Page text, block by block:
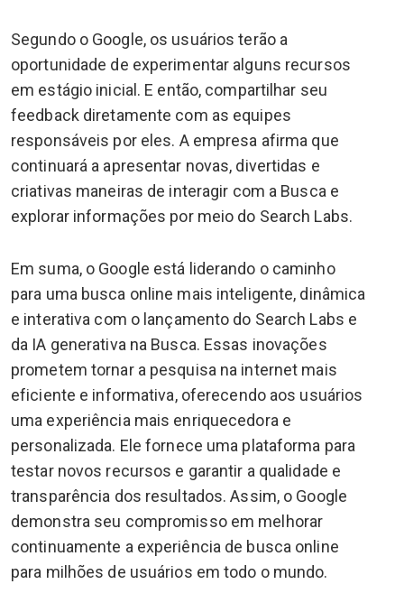
Segundo o Google, os usuários terão a
oportunidade de experimentar alguns recursos
em estágio inicial. E então, compartilhar seu
feedback diretamente com as equipes
responsáveis por eles. A empresa afirma que
continuará a apresentar novas, divertidas e
criativas maneiras de interagir com a Busca e
explorar informações por meio do Search Labs.
Em suma, o Google está liderando o caminho
para uma busca online mais inteligente, dinâmica
e interativa com o lançamento do Search Labs e
da IA generativa na Busca. Essas inovações
prometem tornar a pesquisa na internet mais
eficiente e informativa, oferecendo aos usuários
uma experiência mais enriquecedora e
personalizada. Ele fornece uma plataforma para
testar novos recursos e garantir a qualidade e
transparência dos resultados. Assim, o Google
demonstra seu compromisso em melhorar
continuamente a experiência de busca online
para milhões de usuários em todo o mundo.